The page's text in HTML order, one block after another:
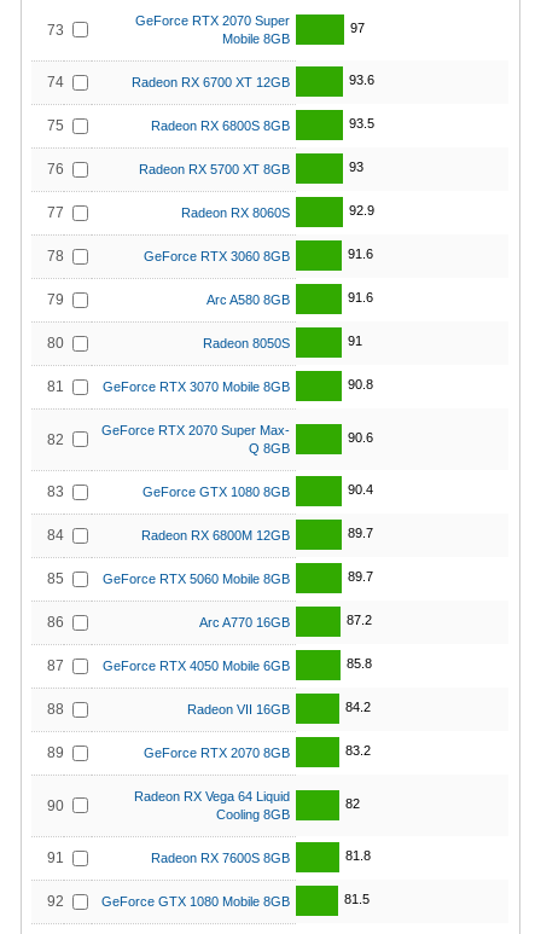
73
GeForce RTX 2070 Super
Mobile 8GB
97
74 Radeon RX 6700 XT 12GB 93.6
75 Radeon RX 6800S 8GB 93.5
76 Radeon RX 5700 XT 8GB 93
77 Radeon RX 8060S 92.9
78 GeForce RTX 3060 8GB 91.6
79 Arc A580 8GB 91.6
80 Radeon 8050S 91
81 GeForce RTX 3070 Mobile 8GB 90.8
82
GeForce RTX 2070 Super Max-
Q 8GB
90.6
83 GeForce GTX 1080 8GB 90.4
84 Radeon RX 6800M 12GB 89.7
85 GeForce RTX 5060 Mobile 8GB 89.7
86 Arc A770 16GB 87.2
87 GeForce RTX 4050 Mobile 6GB 85.8
88 Radeon VII 16GB 84.2
89 GeForce RTX 2070 8GB 83.2
90
Radeon RX Vega 64 Liquid
Cooling 8GB
82
91 Radeon RX 7600S 8GB 81.8
92 GeForce GTX 1080 Mobile 8GB 81.5